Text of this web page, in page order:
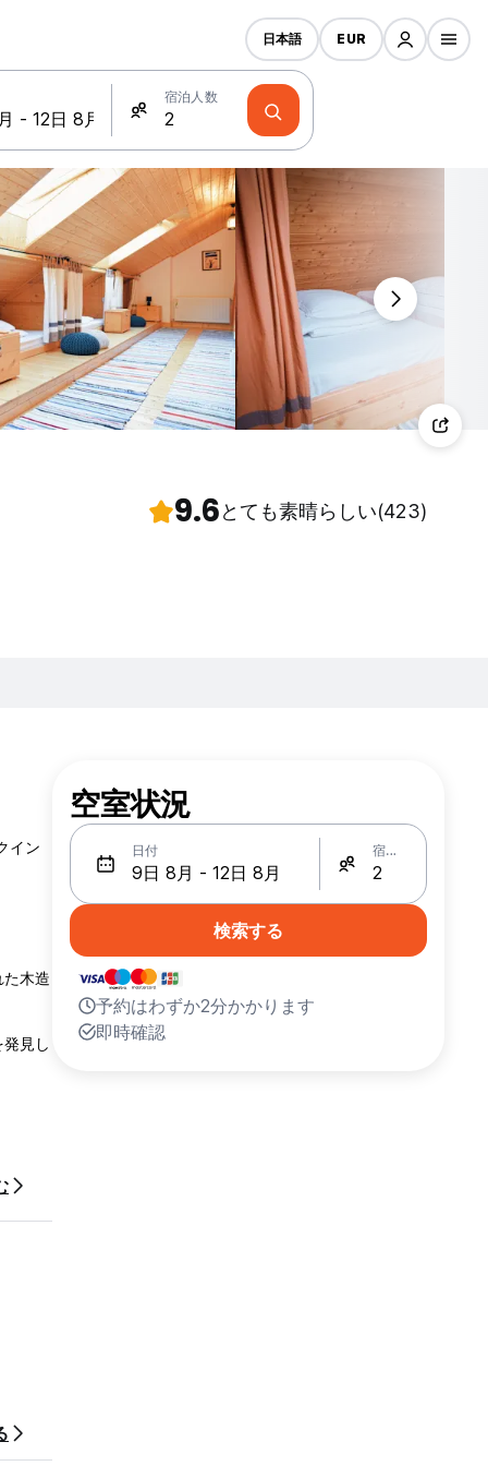
宿泊人数
日本語 EUR
9.6とても素晴らしい(423)
イン
木造
見し
空室状況
日付 宿泊人数
検索する
予約はわずか2分かかります
即時確認